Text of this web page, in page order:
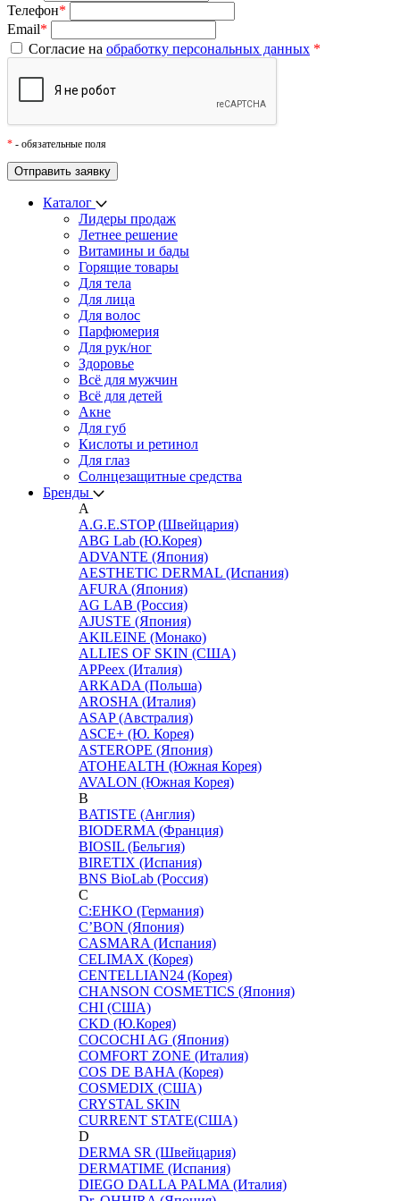
Телефон*
Email*
Согласие на обработку персональных данных *
* - обязательные поля
Каталог
Лидеры продаж
Летнее решение
Витамины и бады
Горящие товары
Для тела
Для лица
Для волос
Парфюмерия
Для рук/ног
Здоровье
Всё для мужчин
Всё для детей
Акне
Для губ
Кислоты и ретинол
Для глаз
Cолнцезащитные средства
Бренды
A
A.G.E.STOP (Швейцария)
ABG Lab (Ю.Корея)
ADVANTE (Япония)
AESTHETIC DERMAL (Испания)
AFURA (Япония)
AG LAB (Россия)
AJUSTE (Япония)
AKILEINE (Монако)
ALLIES OF SKIN (США)
APPeex (Италия)
ARKADA (Польша)
AROSHA (Италия)
ASAP (Австралия)
ASCE+ (Ю. Корея)
ASTEROPE (Япония)
ATOHEALTH (Южная Корея)
AVALON (Южная Корея)
B
BATISTE (Англия)
BIODERMA (Франция)
BIOSIL (Бельгия)
BIRETIX (Испания)
BNS BioLab (Россия)
C
C:EHKO (Германия)
C’BON (Япония)
CASMARA (Испания)
CELIMAX (Корея)
CENTELLIAN24 (Корея)
CHANSON COSMETICS (Япония)
CHI (США)
CKD (Ю.Корея)
COCOCHI AG (Япония)
COMFORT ZONE (Италия)
COS DE BAHA (Корея)
COSMEDIX (США)
CRYSTAL SKIN
CURRENT STATE(США)
D
DERMA SR (Швейцария)
DERMATIME (Испания)
DIEGO DALLA PALMA (Италия)